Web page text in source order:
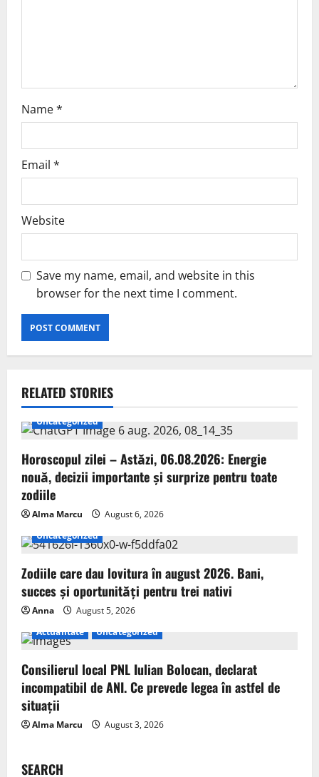
Name*
Email *
Website
Save my name, email, and website in this
browser for the next time I comment.
RELATED STORIES
Uncategorized
Horoscopul zilei – Astăzi, 06.08.2026: Energie
nouă, decizii importante și surprize pentru toate
zodiile
Alma Marcu
August 6, 2026
Uncategorized
Zodiile care dau lovitura în august 2026. Bani,
succes și oportunități pentru trei nativi
Anna
August 5, 2026
Actualitate
Uncategorized
Consilierul local PNL Iulian Bolocan, declarat
incompatibil de ANI. Ce prevede legea în astfel de
situații
Alma Marcu August 3, 2026
SEARCH